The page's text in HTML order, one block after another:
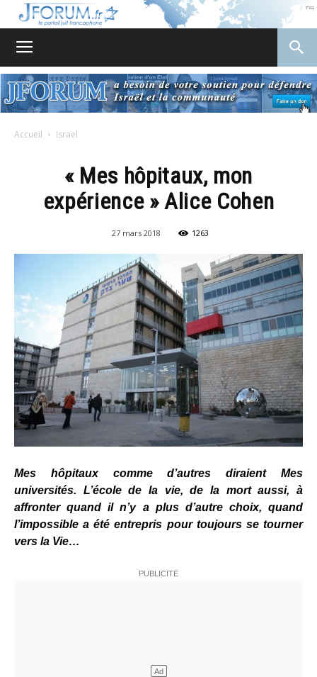
Accueil Israel
« Mes hôpitaux, mon
expérience » Alice Cohen
27 mars 2018 1263
Mes hôpitaux comme d’autres diraient Mes
universités. L’école de la vie, de la mort aussi, à
affronter quand il n’y a plus d’autre choix, quand
l’impossible a été entrepris pour toujours se tourner
vers la Vie…